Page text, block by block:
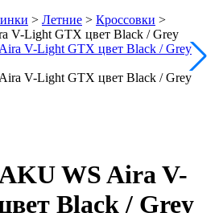
> Летние > Кроссовки >
V-Light GTX цвет Black / Grey
WS Aira V-
Black / Grey